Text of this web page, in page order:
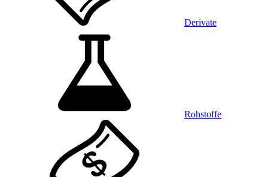
Derivate
Rohstoffe